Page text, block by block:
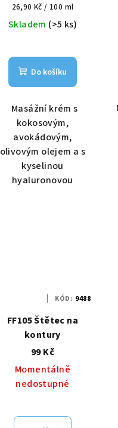
Měrná
cena:
26,90 Kč / 100 ml
Skladem (>5 ks)
Do košíku
Masážní krém s
kokosovým,
avokádovým,
olivovým olejem a s
kyselinou
hyaluronovou
FF105 Štětec na
kontury
99 Kč
Momentálně
nedostupné
KÓD: 9488